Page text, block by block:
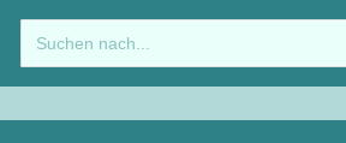
Zum
Inhalt
springen